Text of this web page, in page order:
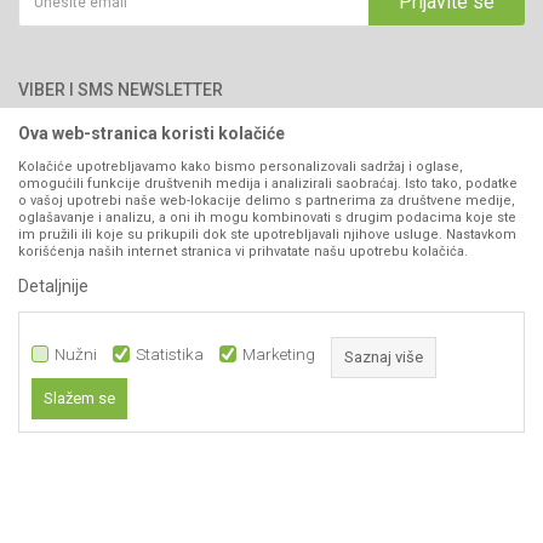
066/44-99-00
Kontakt
Isporuka
Pravo na odustajanje
Reklamacije
Povraćaj sredstava
Zamjena artikala
Plaćanje karticama
VIBER I SMS NEWSLETTER
PRATITE NAS
Ova web-stranica koristi kolačiće
Kolačiće upotrebljavamo kako bismo personalizovali sadržaj i oglase,
omogućili funkcije društvenih medija i analizirali saobraćaj. Isto tako, podatke
o vašoj upotrebi naše web-lokacije delimo s partnerima za društvene medije,
oglašavanje i analizu, a oni ih mogu kombinovati s drugim podacima koje ste
im pružili ili koje su prikupili dok ste upotrebljavali njihove usluge. Nastavkom
korišćenja naših internet stranica vi prihvatate našu upotrebu kolačića.
Detaljnije
Nužni Statistika Marketing Saznaj više
Slažem se